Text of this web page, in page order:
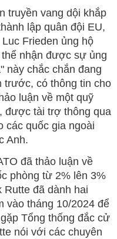
truyền vang dội khắp
lập quân đội EU,
Frieden ủng hộ
nhận được sự ủng
này chắc chắn đang
trước, có thông tin cho
luận về một quỹ
được tài trợ thông qua
các quốc gia ngoài
Anh.
đã thảo luận về
phòng từ 2% lên 3%
Rutte đã dành hai
vào tháng 10/2024 để
Tổng thống đắc cử
nói với các chuyên